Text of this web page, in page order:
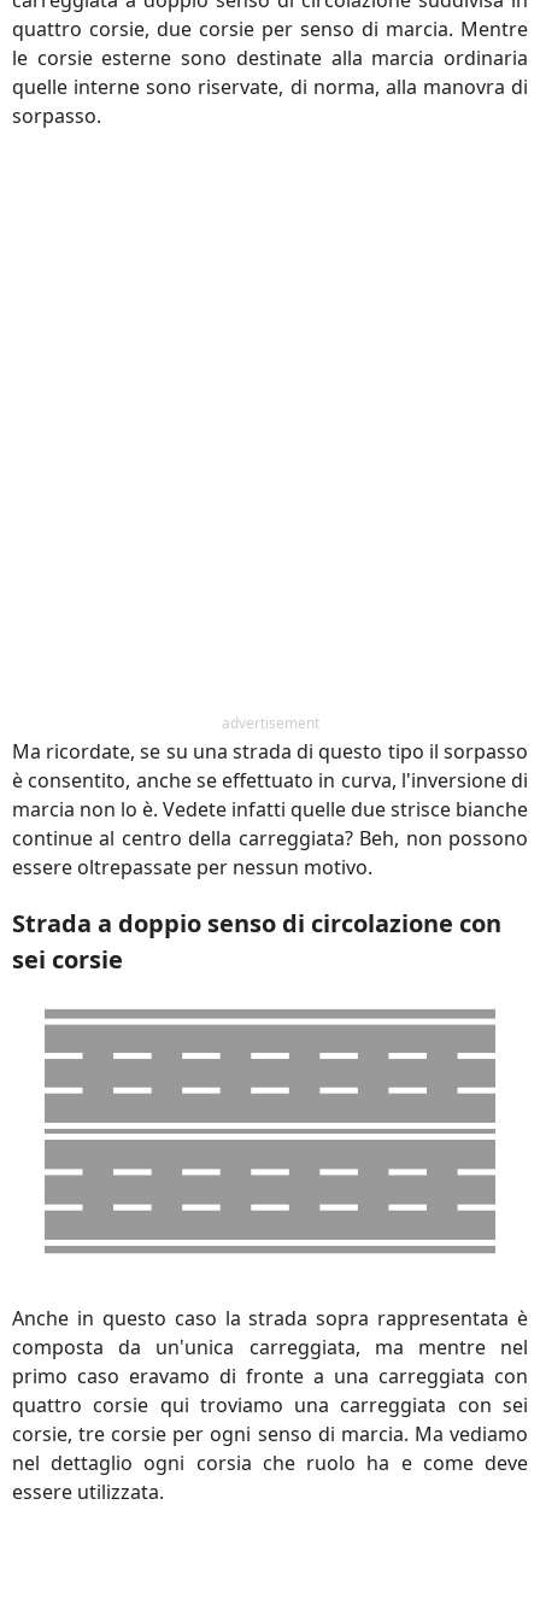
quattro corsie, due corsie per senso di marcia. Mentre
le corsie esterne sono destinate alla marcia ordinaria
quelle interne sono riservate, di norma, alla manovra di
sorpasso.
advertisement
Ma ricordate, se su una strada di questo tipo il sorpasso
è consentito, anche se effettuato in curva, l'inversione di
marcia non lo è. Vedete infatti quelle due strisce bianche
continue al centro della carreggiata? Beh, non possono
essere oltrepassate per nessun motivo.
Strada a doppio senso di circolazione con
sei corsie
Anche in questo caso la strada sopra rappresentata è
composta da un'unica carreggiata, ma mentre nel
primo caso eravamo di fronte a una carreggiata con
quattro corsie qui troviamo una carreggiata con sei
corsie, tre corsie per ogni senso di marcia. Ma vediamo
nel dettaglio ogni corsia che ruolo ha e come deve
essere utilizzata.